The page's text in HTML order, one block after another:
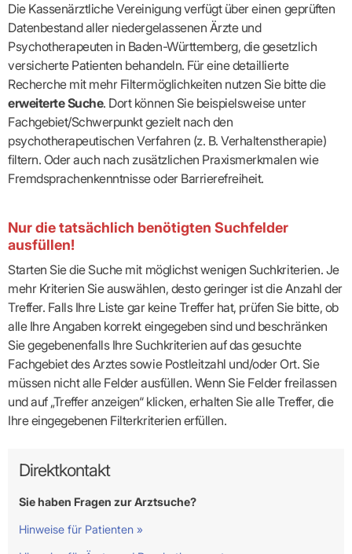
Die Kassenärztliche Vereinigung verfügt über einen geprüften
Datenbestand aller niedergelassenen Ärzte und
Psychotherapeuten in Baden-Württemberg, die gesetzlich
versicherte Patienten behandeln. Für eine detaillierte
Recherche mit mehr Filtermöglichkeiten nutzen Sie bitte die
erweiterte Suche. Dort können Sie beispielsweise unter
Fachgebiet/Schwerpunkt gezielt nach den
psychotherapeutischen Verfahren (z. B. Verhaltenstherapie)
filtern. Oder auch nach zusätzlichen Praxismerkmalen wie
Fremdsprachenkenntnisse oder Barrierefreiheit.
Nur die tatsächlich benötigten Suchfelder
ausfüllen!
Starten Sie die Suche mit möglichst wenigen Suchkriterien. Je
mehr Kriterien Sie auswählen, desto geringer ist die Anzahl der
Treffer. Falls Ihre Liste gar keine Treffer hat, prüfen Sie bitte, ob
alle Ihre Angaben korrekt eingegeben sind und beschränken
Sie gegebenenfalls Ihre Suchkriterien auf das gesuchte
Fachgebiet des Arztes sowie Postleitzahl und/oder Ort. Sie
müssen nicht alle Felder ausfüllen. Wenn Sie Felder freilassen
und auf „Treffer anzeigen“ klicken, erhalten Sie alle Treffer, die
Ihre eingegebenen Filterkriterien erfüllen.
Direktkontakt
Sie haben Fragen zur Arztsuche?
Hinweise für Patienten »